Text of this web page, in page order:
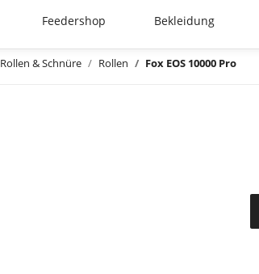
Feedershop Bekleidung
Rollen & Schnüre Rollen Fox EOS 10000 Pro